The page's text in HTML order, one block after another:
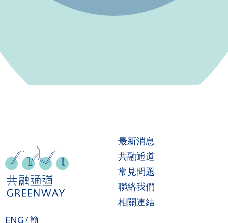
最新消息
共融通道
常見問題
聯絡我們
相關連結
ENG /簡